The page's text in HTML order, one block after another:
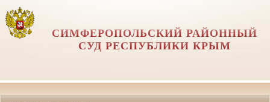
СИМФЕРОПОЛЬСКИЙ РАЙОННЫЙ
СУД РЕСПУБЛИКИ КРЫМ